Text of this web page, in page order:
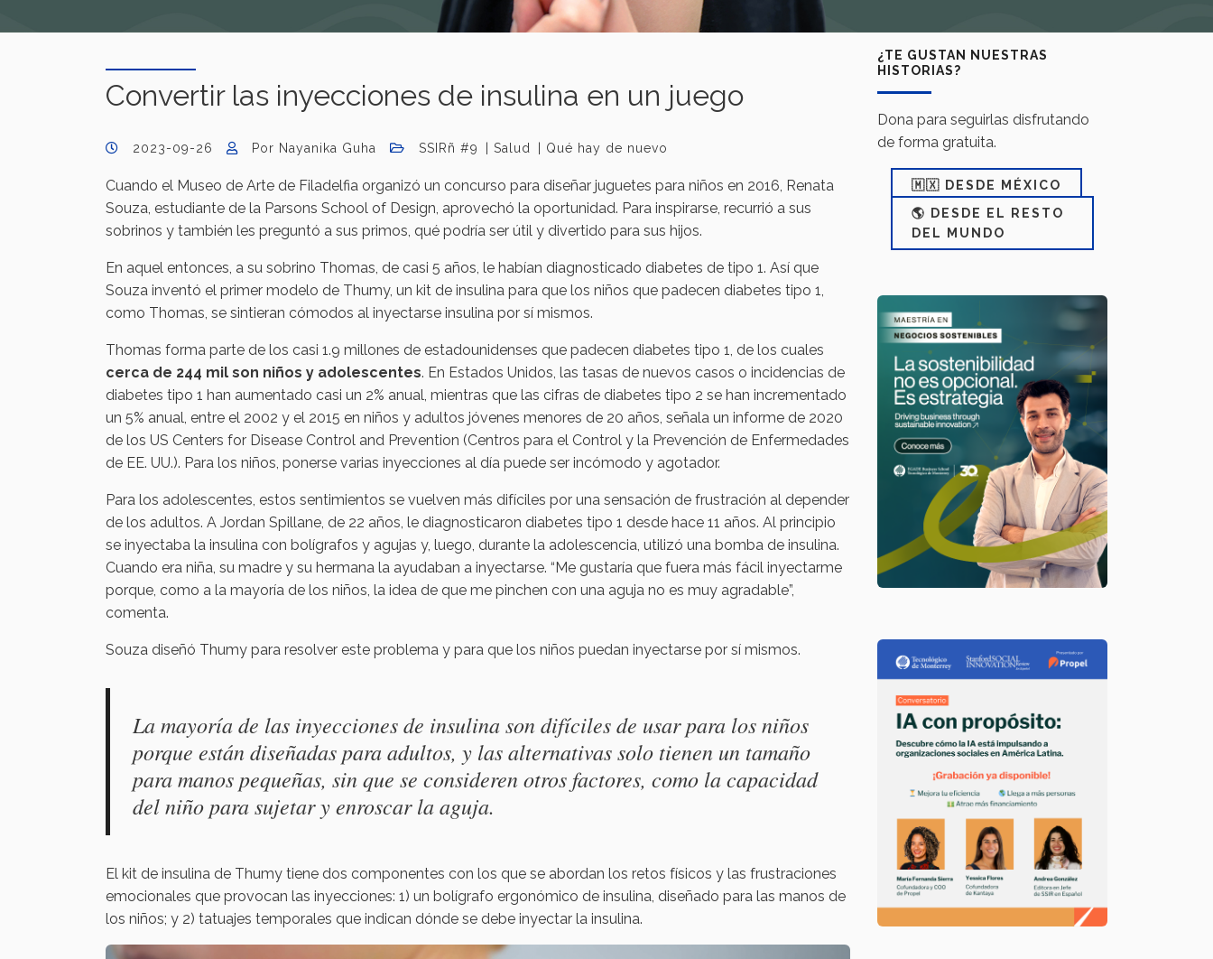
Convertir las inyecciones de insulina en un juego
2023-09-26 Por Nayanika Guha SSIRñ #9 Salud Qué hay de nuevo
Cuando el Museo de Arte de Filadelfia organizó un concurso para diseñar juguetes para niños en 2016, Renata
Souza, estudiante de la Parsons School of Design, aprovechó la oportunidad. Para inspirarse, recurrió a sus
sobrinos y también les preguntó a sus primos, qué podría ser útil y divertido para sus hijos.
En aquel entonces, a su sobrino Thomas, de casi 5 años, le habían diagnosticado diabetes de tipo 1. Así que
Souza inventó el primer modelo de Thumy, un kit de insulina para que los niños que padecen diabetes tipo 1,
como Thomas, se sintieran cómodos al inyectarse insulina por sí mismos.
Thomas forma parte de los casi 1.9 millones de estadounidenses que padecen diabetes tipo 1, de los cuales
cerca de 244 mil son niños y adolescentes. En Estados Unidos, las tasas de nuevos casos o incidencias de
diabetes tipo 1 han aumentado casi un 2% anual, mientras que las cifras de diabetes tipo 2 se han incrementado
un 5% anual, entre el 2002 y el 2015 en niños y adultos jóvenes menores de 20 años, señala un informe de 2020
de los US Centers for Disease Control and Prevention (Centros para el Control y la Prevención de Enfermedades
de EE. UU.). Para los niños, ponerse varias inyecciones al día puede ser incómodo y agotador.
Para los adolescentes, estos sentimientos se vuelven más difíciles por una sensación de frustración al depender
de los adultos. A Jordan Spillane, de 22 años, le diagnosticaron diabetes tipo 1 desde hace 11 años. Al principio
se inyectaba la insulina con bolígrafos y agujas y, luego, durante la adolescencia, utilizó una bomba de insulina.
Cuando era niña, su madre y su hermana la ayudaban a inyectarse. “Me gustaría que fuera más fácil inyectarme
porque, como a la mayoría de los niños, la idea de que me pinchen con una aguja no es muy agradable”,
comenta.
Souza diseñó Thumy para resolver este problema y para que los niños puedan inyectarse por sí mismos.
La mayoría de las inyecciones de insulina son difíciles de usar para los niños
porque están diseñadas para adultos, y las alternativas solo tienen un tamaño
para manos pequeñas, sin que se consideren otros factores, como la capacidad
del niño para sujetar y enroscar la aguja.
El kit de insulina de Thumy tiene dos componentes con los que se abordan los retos físicos y las frustraciones
emocionales que provocan las inyecciones: 1) un bolígrafo ergonómico de insulina, diseñado para las manos de
los niños; y 2) tatuajes temporales que indican dónde se debe inyectar la insulina.
¿TE GUSTAN NUESTRAS
HISTORIAS?
Dona para seguirlas disfrutando
de forma gratuita.
🇲🇽 DESDE MÉXICO
🌎 DESDE EL RESTO
DEL MUNDO